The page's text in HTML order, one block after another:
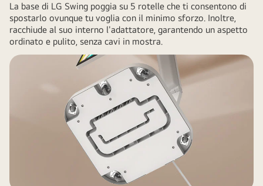
La base di LG Swing poggia su 5 rotelle che ti consentono di
spostarlo ovunque tu voglia con il minimo sforzo. Inoltre,
racchiude al suo interno l'adattatore, garantendo un aspetto
ordinato e pulito, senza cavi in mostra.